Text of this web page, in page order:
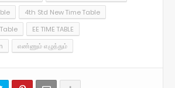
4th Std New Time Table
EE TIME TABLE
எண்ணும் எழுத்தும்